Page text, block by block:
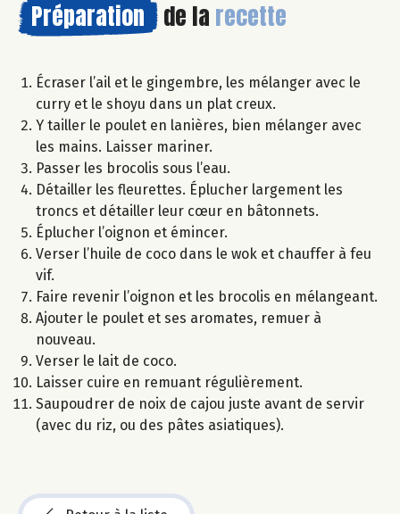
Préparation de la recette
Écraser l’ail et le gingembre, les mélanger avec le
curry et le shoyu dans un plat creux.
Y tailler le poulet en lanières, bien mélanger avec
les mains. Laisser mariner.
Passer les brocolis sous l’eau.
Détailler les fleurettes. Éplucher largement les
troncs et détailler leur cœur en bâtonnets.
Éplucher l’oignon et émincer.
Verser l’huile de coco dans le wok et chauffer à feu
vif.
Faire revenir l’oignon et les brocolis en mélangeant.
Ajouter le poulet et ses aromates, remuer à
nouveau.
Verser le lait de coco.
Laisser cuire en remuant régulièrement.
Saupoudrer de noix de cajou juste avant de servir
(avec du riz, ou des pâtes asiatiques).